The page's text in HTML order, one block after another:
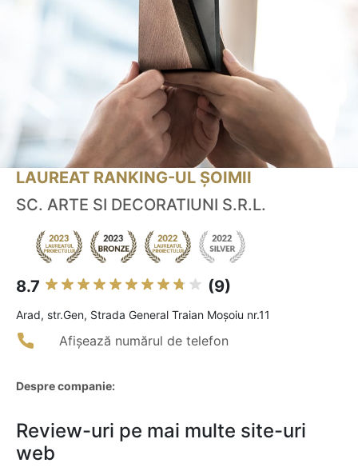
LAUREAT RANKING-UL ȘOIMII
SC. ARTE SI DECORATIUNI S.R.L.
8.7 (9)
Arad, str.Gen, Strada General Traian Moșoiu nr.11
Afișează numărul de telefon
Despre companie:
Review-uri pe mai multe site-uri
web